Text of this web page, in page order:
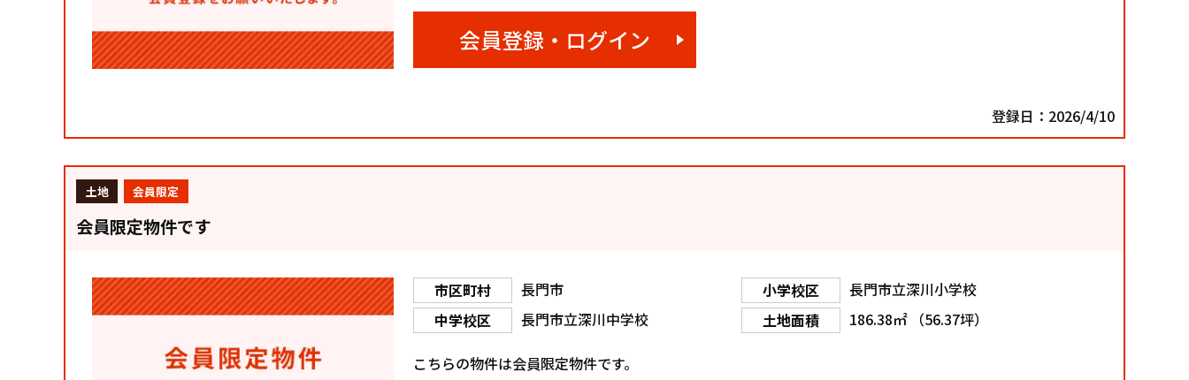
会員登録・ログイン
登録日：2026/4/10
土地 会員限定
会員限定物件です
市区町村 長門市 小学校区
長門市立深川小学校
中学校区
長門市立深川中学校 土地面積 186.38㎡ （56.37坪）
こちらの物件は会員限定物件です。